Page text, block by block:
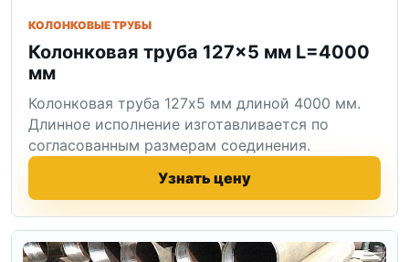
КОЛОНКОВЫЕ ТРУБЫ
Колонковая труба 127×5 мм L=4000
мм
Колонковая труба 127x5 мм длиной 4000 мм.
Длинное исполнение изготавливается по
согласованным размерам соединения.
Узнать цену